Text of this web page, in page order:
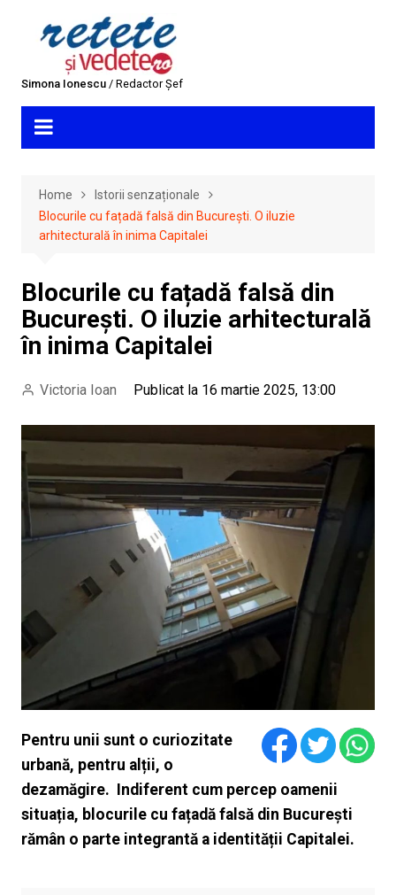
Simona Ionescu/ Redactor Șef
Home
Istorii senzaționale
Blocurile cu fațadă falsă din București. O iluzie
arhitecturală în inima Capitalei
Blocurile cu fațadă falsă din
București. O iluzie arhitecturală
în inima Capitalei
Victoria Ioan Publicat la 16 martie 2025, 13:00
Pentru unii sunt o curiozitate
urbană, pentru alții, o
dezamăgire. Indiferent cum percep oamenii
situația, blocurile cu fațadă falsă din București
rămân o parte integrantă a identității Capitalei.